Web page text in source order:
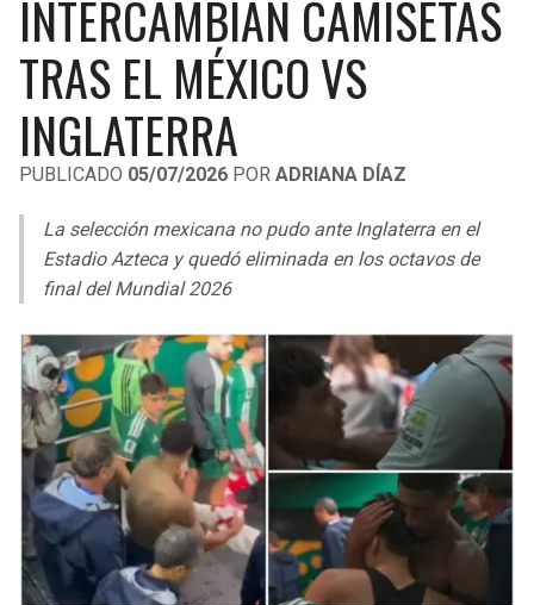
LIGA DE EXPANSIÓN MX
LEAGUES CUP
UEFA EUROPA LEAGUE
UEFA CONFERENCE LEAGUE
MLS
COPA LIBERTADORES
COPA SUDAMERICANA
LIGA BETPLAY
OTRAS LIGAS
RAIDERS
CHARGERS
RAVENS
STEELERS
TEXANS
COLTS
JAGUARS
CAVALIERS
PISTONS
PACERS
HORNETS
HEAT
MAGIC
WIZARDS
INTERCAMBIAN CAMISETAS
TRAS EL MÉXICO VS
INGLATERRA
PUBLICADO 05/07/2026 POR ADRIANA DÍAZ
La selección mexicana no pudo ante Inglaterra en el
Estadio Azteca y quedó eliminada en los octavos de
final del Mundial 2026